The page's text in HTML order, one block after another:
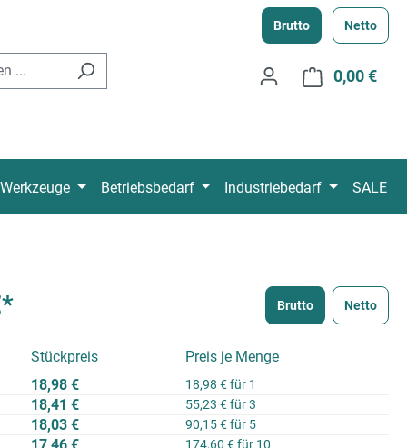
Brutto Netto
0,00 €
Werkzeuge Betriebsbedarf Industriebedarf SALE
Brutto Netto
Stückpreis
Preis je Menge
18,98 €
18,98 € für 1
18,41 € 55,23 € für 3
18,03 € 90,15 € für 5
174,60 € für 10